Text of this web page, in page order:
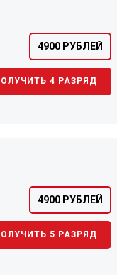
4900 РУБЛЕЙ
4 РАЗРЯД
4900 РУБЛЕЙ
5 РАЗРЯД